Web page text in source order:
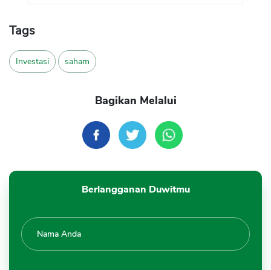
Tags
Investasi saham
Bagikan Melalui
Berlangganan Duwitmu